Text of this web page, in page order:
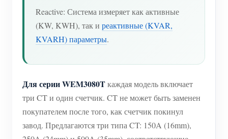
Reactive: Система измеряет как активные
(KW, KWH), так и реактивные (KVAR,
KVARH) параметры.
Для серии WEM3080Tкаждая модель включает
три CT и один счетчик. CT не может быть заменен
покупателем после того, как счетчик покинул
завод. Предлагаются три типа CT: 150A (16mm),